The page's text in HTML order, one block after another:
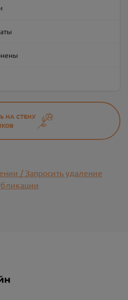
НА СТЕНУ
/ Запросить удаление